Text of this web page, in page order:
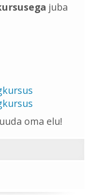
juba
oma elu!